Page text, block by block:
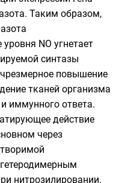
Таким образом,
NO угнетает
синтазы
повышение
тканей организма
иммунного ответа.
действие
через
нитрозилировании.